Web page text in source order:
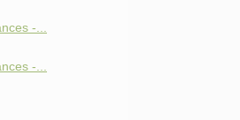
-...
-...